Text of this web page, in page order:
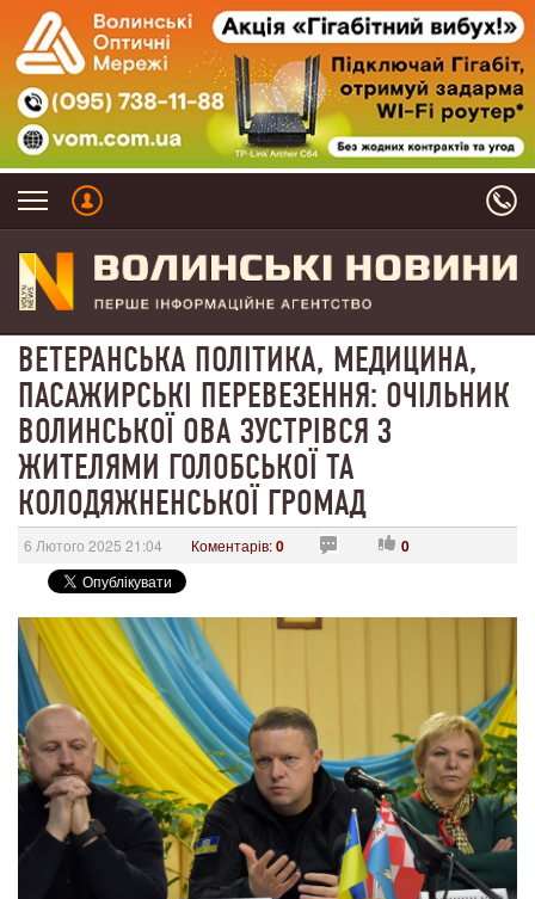
ВЕТЕРАНСЬКА ПОЛІТИКА, МЕДИЦИНА,
ПАСАЖИРСЬКІ ПЕРЕВЕЗЕННЯ: ОЧІЛЬНИК
ВОЛИНСЬКОЇ ОВА ЗУСТРІВСЯ З
ЖИТЕЛЯМИ ГОЛОБСЬКОЇ ТА
КОЛОДЯЖНЕНСЬКОЇ ГРОМАД
6 Лютого 2025 21:04 Коментарів:0 0